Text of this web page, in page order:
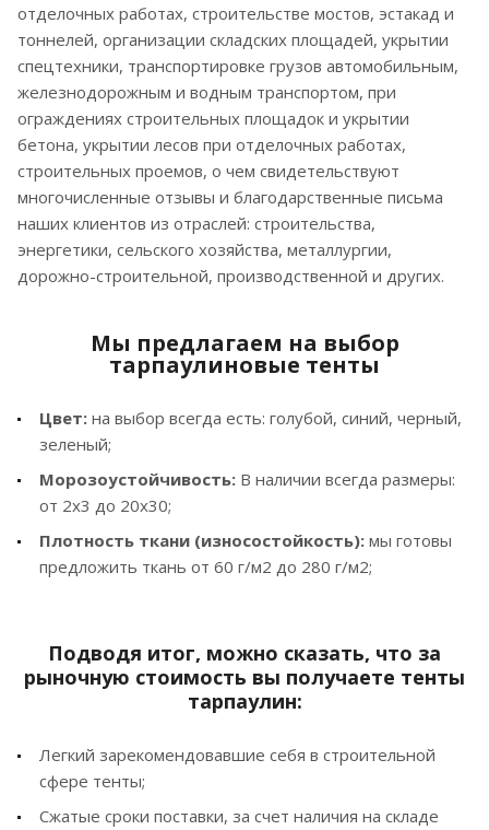
отделочных работах, строительстве мостов, эстакад и
тоннелей, организации складских площадей, укрытии
спецтехники, транспортировке грузов автомобильным,
железнодорожным и водным транспортом, при
ограждениях строительных площадок и укрытии
бетона, укрытии лесов при отделочных работах,
строительных проемов, о чем свидетельствуют
многочисленные отзывы и благодарственные письма
наших клиентов из отраслей: строительства,
энергетики, сельского хозяйства, металлургии,
дорожно-строительной, производственной и других.
Мы предлагаем на выбор
тарпаулиновые тенты
Цвет: на выбор всегда есть: голубой, синий, черный,
зеленый;
Морозоустойчивость: В наличии всегда размеры:
от 2х3 до 20х30;
Плотность ткани (износостойкость): мы готовы
предложить ткань от 60 г/м2 до 280 г/м2;
Подводя итог, можно сказать, что за
рыночную стоимость вы получаете тенты
тарпаулин:
Легкий зарекомендовавшие себя в строительной
сфере тенты;
Сжатые сроки поставки, за счет наличия на складе